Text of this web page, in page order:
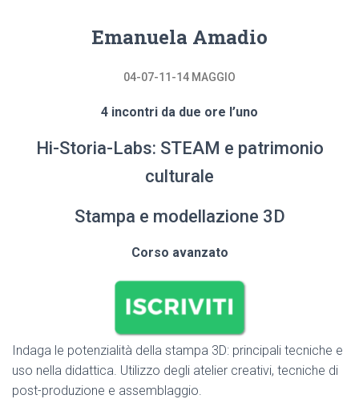
Emanuela Amadio
04-07-11-14 MAGGIO
4 incontri da due ore l’uno
Hi-Storia-Labs: STEAM e patrimonio
culturale
Stampa e modellazione 3D
Corso avanzato
Indaga le potenzialità della stampa 3D: principali tecniche e
uso nella didattica. Utilizzo degli atelier creativi, tecniche di
post-produzione e assemblaggio.